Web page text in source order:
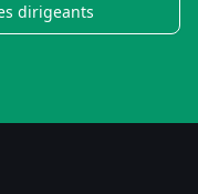
dirigeants